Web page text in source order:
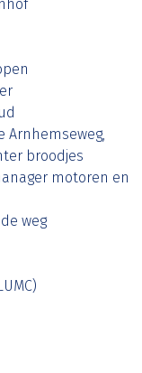
Arnhemseweg,
broodjes
motoren en
weg